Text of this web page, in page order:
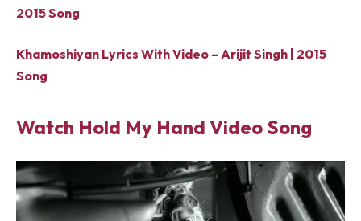
2015 Song
Khamoshiyan Lyrics With Video – Arijit Singh | 2015
Song
Watch Hold My Hand Video Song